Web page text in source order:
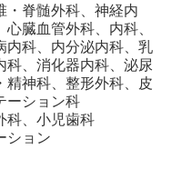
・脊髄外科、神経内
臓血管外科、内科、
内科、内分泌内科、乳
科、消化器内科、泌尿
精神科、整形外科、皮
ーション科
科、小児歯科
ション